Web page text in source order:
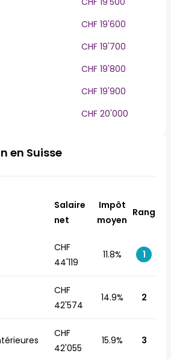
CHF 19'600
CHF 19'700
CHF 19'800
CHF 19'900
CHF 20'000
en Suisse
Salaire
net
Impôt
moyen
Rang
CHF
44'119
11.8% 1
CHF
42'574
14.9% 2
CHF
42'055
15.9% 3